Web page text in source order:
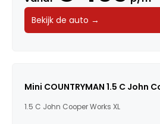
Bekijk de auto →
Mini COUNTRYMAN 1.5 C John
1.5 C John Cooper Works XL